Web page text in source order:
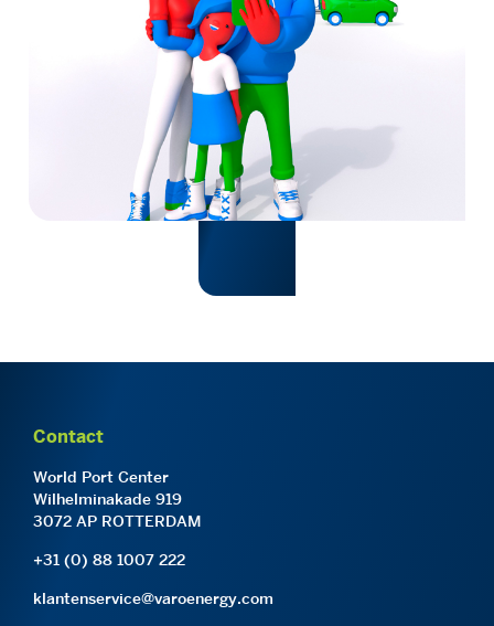
Contact
World Port Center
Wilhelminakade 919
3072 AP ROTTERDAM
+31 (0) 88 1007 222
klantenservice@varoenergy.com